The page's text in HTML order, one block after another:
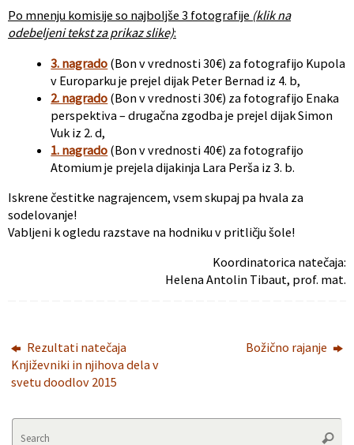
Po mnenju komisije so najboljše 3 fotografije (klik na
odebeljeni tekst za prikaz slike):
3. nagrado (Bon v vrednosti 30€) za fotografijo Kupola
v Europarku je prejel dijak Peter Bernad iz 4. b,
2. nagrado (Bon v vrednosti 30€) za fotografijo Enaka
perspektiva – drugačna zgodba je prejel dijak Simon
Vuk iz 2. d,
1. nagrado (Bon v vrednosti 40€) za fotografijo
Atomium je prejela dijakinja Lara Perša iz 3. b.
Iskrene čestitke nagrajencem, vsem skupaj pa hvala za
sodelovanje!
Vabljeni k ogledu razstave na hodniku v pritličju šole!
Koordinatorica natečaja:
Helena Antolin Tibaut, prof. mat.
Rezultati natečaja
Književniki in njihova dela v
svetu doodlov 2015
Božično rajanje